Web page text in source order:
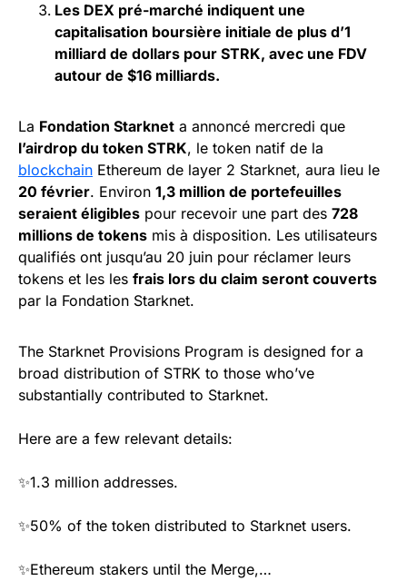
Les DEX pré-marché indiquent une
capitalisation boursière initiale de plus d’1
milliard de dollars pour STRK, avec une FDV
autour de $16 milliards.
La Fondation Starknet a annoncé mercredi que
l’airdrop du token STRK, le token natif de la
blockchain Ethereum de layer 2 Starknet, aura lieu le
20 février. Environ 1,3 million de portefeuilles
seraient éligibles pour recevoir une part des 728
millions de tokens mis à disposition. Les utilisateurs
qualifiés ont jusqu’au 20 juin pour réclamer leurs
tokens et les les frais lors du claim seront couverts
par la Fondation Starknet.
The Starknet Provisions Program is designed for a
broad distribution of STRK to those who’ve
substantially contributed to Starknet.
Here are a few relevant details:
✨1.3 million addresses.
✨50% of the token distributed to Starknet users.
✨Ethereum stakers until the Merge,…